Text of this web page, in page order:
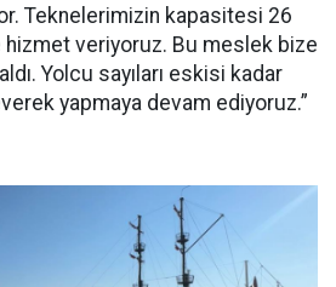
Teknelerimizin kapasitesi 26
veriyoruz. Bu meslek bize
Yolcu sayıları eskisi kadar
yapmaya devam ediyoruz.”